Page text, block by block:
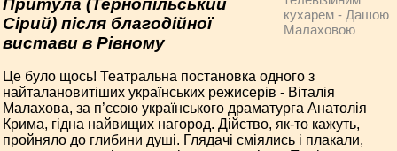
кухарем - Дашою
Малаховою
Притула (Тернопільський
Сірий) після благодійної
вистави в Рівному
Це було щось! Театральна постановка одного з
найталановитіших українських режисерів - Віталія
Малахова, за п’єсою українського драматурга Анатолія
Крима, гідна найвищих нагород. Дійство, як-то кажуть,
пройняло до глибини душі. Глядачі сміялись і плакали,